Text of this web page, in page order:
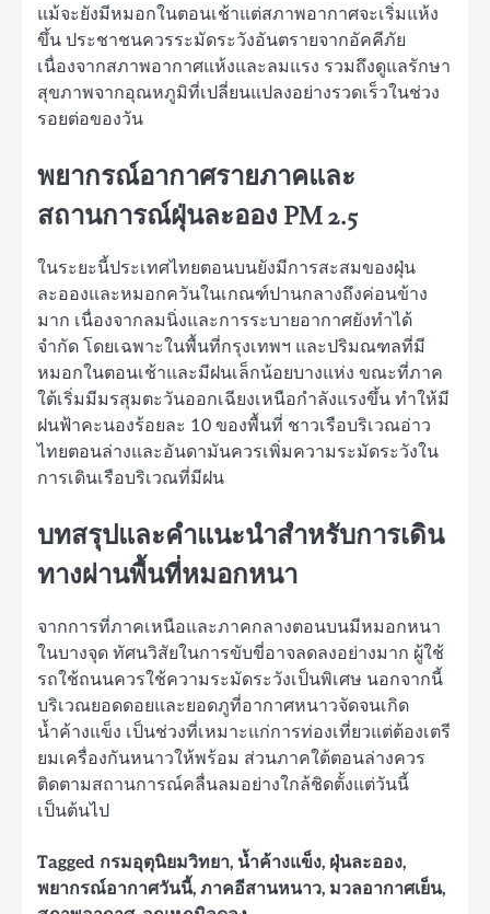
แม้จะยังมีหมอกในตอนเช้าแต่สภาพอากาศจะเริ่มแห้ง
ขึ้น ประชาชนควรระมัดระวังอันตรายจากอัคคีภัย
เนื่องจากสภาพอากาศแห้งและลมแรง รวมถึงดูแลรักษา
สุขภาพจากอุณหภูมิที่เปลี่ยนแปลงอย่างรวดเร็วในช่วง
รอยต่อของวัน
พยากรณ์อากาศรายภาคและ
สถานการณ์ฝุ่นละออง PM 2.5
ในระยะนี้ประเทศไทยตอนบนยังมีการสะสมของฝุ่น
ละอองและหมอกควันในเกณฑ์ปานกลางถึงค่อนข้าง
มาก เนื่องจากลมนิ่งและการระบายอากาศยังทำได้
จำกัด โดยเฉพาะในพื้นที่กรุงเทพฯ และปริมณฑลที่มี
หมอกในตอนเช้าและมีฝนเล็กน้อยบางแห่ง ขณะที่ภาค
ใต้เริ่มมีมรสุมตะวันออกเฉียงเหนือกำลังแรงขึ้น ทำให้มี
ฝนฟ้าคะนองร้อยละ 10 ของพื้นที่ ชาวเรือบริเวณอ่าว
ไทยตอนล่างและอันดามันควรเพิ่มความระมัดระวังใน
การเดินเรือบริเวณที่มีฝน
บทสรุปและคำแนะนำสำหรับการเดิน
ทางผ่านพื้นที่หมอกหนา
จากการที่ภาคเหนือและภาคกลางตอนบนมีหมอกหนา
ในบางจุด ทัศนวิสัยในการขับขี่อาจลดลงอย่างมาก ผู้ใช้
รถใช้ถนนควรใช้ความระมัดระวังเป็นพิเศษ นอกจากนี้
บริเวณยอดดอยและยอดภูที่อากาศหนาวจัดจนเกิด
น้ำค้างแข็ง เป็นช่วงที่เหมาะแก่การท่องเที่ยวแต่ต้องเตรี
ยมเครื่องกันหนาวให้พร้อม ส่วนภาคใต้ตอนล่างควร
ติดตามสถานการณ์คลื่นลมอย่างใกล้ชิดตั้งแต่วันนี้
เป็นต้นไป
Tagged กรมอุตุนิยมวิทยา, น้ำค้างแข็ง, ฝุ่นละออง,
พยากรณ์อากาศวันนี้, ภาคอีสานหนาว, มวลอากาศเย็น,